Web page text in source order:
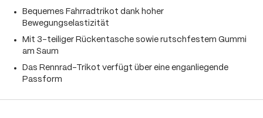
Bequemes Fahrradtrikot dank hoher
Bewegungselastizität
Mit 3-teiliger Rückentasche sowie rutschfestem Gummi
am Saum
Das Rennrad-Trikot verfügt über eine enganliegende
Passform